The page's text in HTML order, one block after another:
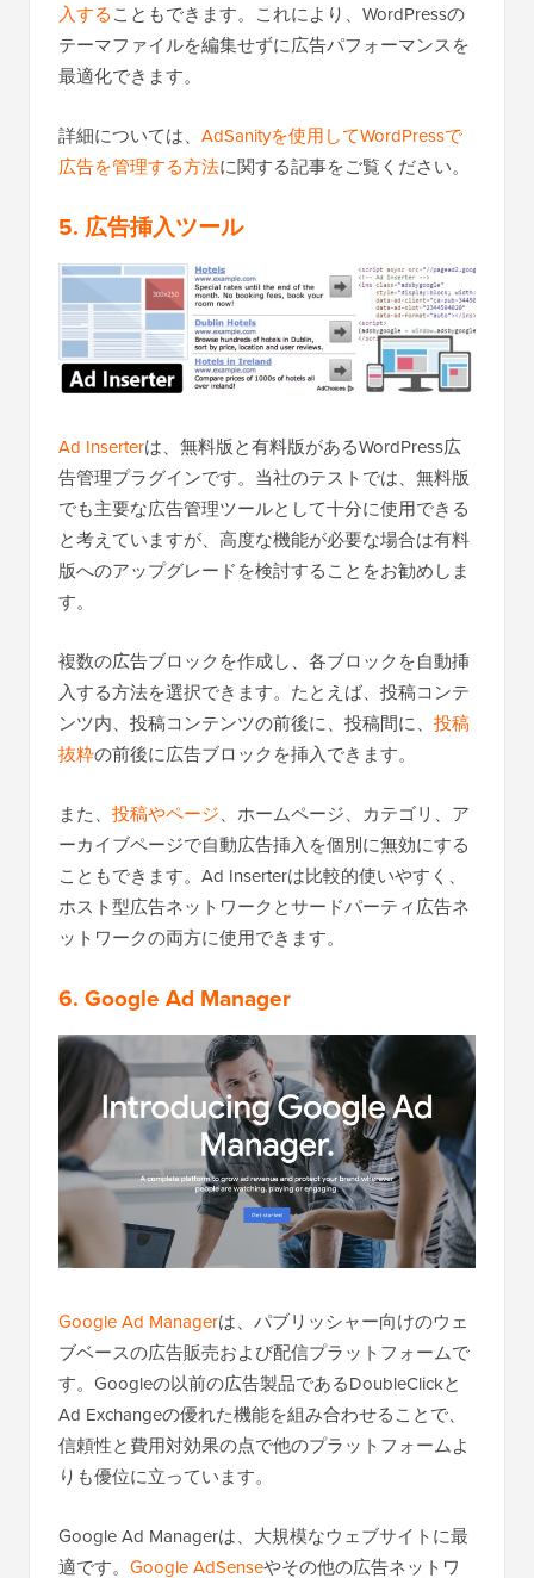
入することもできます。これにより、WordPressの
テーマファイルを編集せずに広告パフォーマンスを
最適化できます。
詳細については、 AdSanityを使用してWordPressで
広告を管理する方法に関する記事をご覧ください。
5. 広告挿入ツール
Ad Inserterは、無料版と有料版があるWordPress広
告管理プラグインです。当社のテストでは、無料版
でも主要な広告管理ツールとして十分に使用できる
と考えていますが、高度な機能が必要な場合は有料
版へのアップグレードを検討することをお勧めしま
す。
複数の広告ブロックを作成し、各ブロックを自動挿
入する方法を選択できます。たとえば、投稿コンテ
ンツ内、投稿コンテンツの前後に、投稿間に、 投稿
抜粋の前後に広告ブロックを挿入できます。
また、 投稿やページ、ホームページ、カテゴリ、ア
ーカイブページで自動広告挿入を個別に無効にする
こともできます。Ad Inserterは比較的使いやすく、
ホスト型広告ネットワークとサードパーティ広告ネ
ットワークの両方に使用できます。
6. Google Ad Manager
Google Ad Managerは、パブリッシャー向けのウェ
ブベースの広告販売および配信プラットフォームで
す。Googleの以前の広告製品であるDoubleClickと
Ad Exchangeの優れた機能を組み合わせることで、
信頼性と費用対効果の点で他のプラットフォームよ
りも優位に立っています。
Google Ad Managerは、大規模なウェブサイトに最
適です。 Google AdSenseやその他の広告ネットワ